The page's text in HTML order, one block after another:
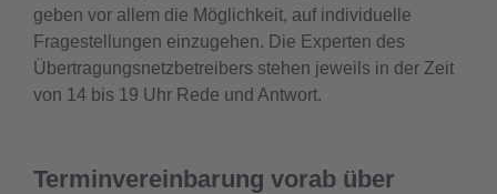
geben vor allem die Möglichkeit, auf individuelle
Fragestellungen einzugehen. Die Experten des
Übertragungsnetzbetreibers stehen jeweils in der Zeit
von 14 bis 19 Uhr Rede und Antwort.
Terminvereinbarung vorab über